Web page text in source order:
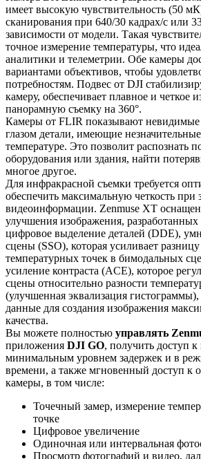
имеет высокую чувствительность (50
сканирования при 640/30 кадрах/с или
зависимости от модели. Такая
точное измерение температуры, что
аналитики и телеметрии. Обе камеры
вариантами объективов, чтобы
потребностям. Подвес от DJI
камеру, обеспечивает плавное и четкое
панорамную съемку на 360°.
Камеры от FLIR показывают
глазом детали, имеющие
температуре. Это позволит распознать
оборудования или здания, найти
многое другое.
Для инфракрасной съемки требуется
обеспечить максимальную четкость при
видеоинформации. Zenmuse XT
улучшения изображения,
цифровое выделение деталей (DDE),
сцены (SSO), которая усиливает
температурных точек в бимодальных
усиление контраста (ACE), которое
сцены относительно разности
(улучшенная эквализация
данные для создания изображения
качества.
Вы можете полностью управлять
приложения DJI GO, получить доступ
минимальным уровнем задержек и в
времени, а также мгновенный доступ к
камеры, в том числе:
Точечный замер, измерение
точке
Цифровое увеличение
Одиночная или интервальная
Просмотр фотографий и видео,